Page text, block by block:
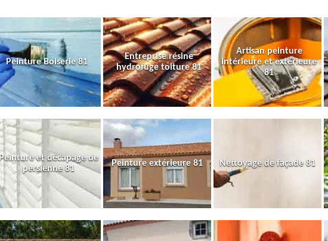
Peinture Boiserie 81
Entreprise résine
hydrofuge toiture 81
Artisan peinture
intérieure et extérieure
81
Peinture et décapage de
persienne 81
Peinture extérieure 81 Nettoyage de façade 81